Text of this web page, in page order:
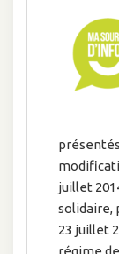
juillet
solidaire,
23 juillet
régime